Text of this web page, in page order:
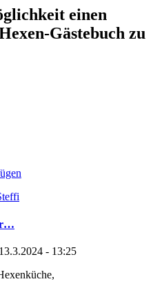
einen
Gästebuch zu
- 13:25